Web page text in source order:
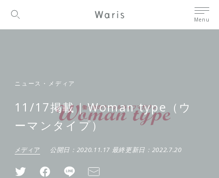
Menu
ニュース・メディア
11/17掲載｜Woman type（ウ
ーマンタイプ）
メディア 公開日： 2020.11.17 最終更新日： 2022.7.20